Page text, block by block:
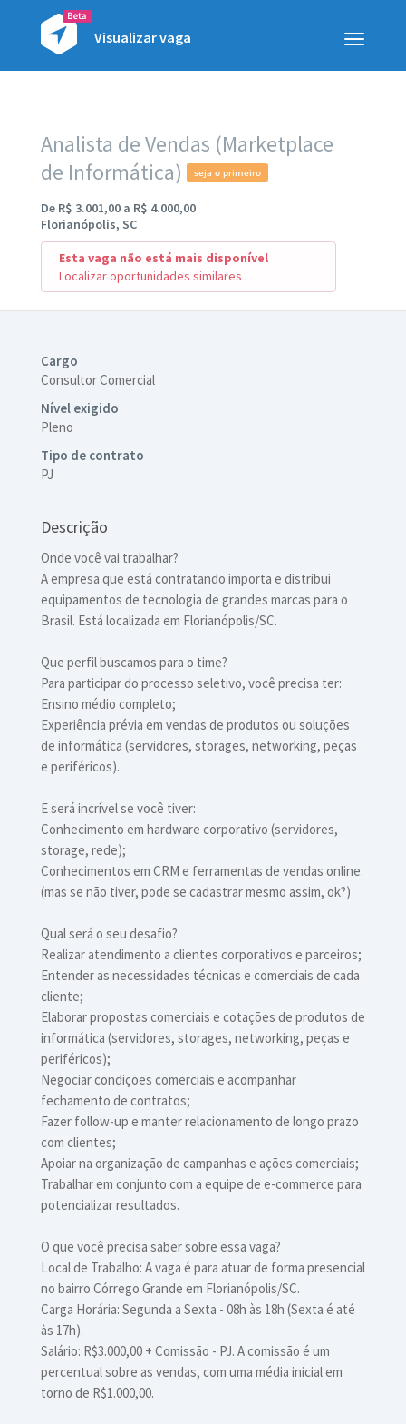
Toggle
Visualizar vaga
Analista de Vendas (Marketplace
de Informática)
seja o primeiro
De R$ 3.001,00 a R$ 4.000,00
Florianópolis, SC
Esta vaga não está mais disponível
Localizar oportunidades similares
Cargo
Consultor Comercial
Nível exigido
Pleno
Tipo de contrato
PJ
Descrição
Onde você vai trabalhar?
A empresa que está contratando importa e distribui
equipamentos de tecnologia de grandes marcas para o
Brasil. Está localizada em Florianópolis/SC.
Que perfil buscamos para o time?
Para participar do processo seletivo, você precisa ter:
Ensino médio completo;
Experiência prévia em vendas de produtos ou soluções
de informática (servidores, storages, networking, peças
e periféricos).
E será incrível se você tiver:
Conhecimento em hardware corporativo (servidores,
storage, rede);
Conhecimentos em CRM e ferramentas de vendas online.
(mas se não tiver, pode se cadastrar mesmo assim, ok?)
Qual será o seu desafio?
Realizar atendimento a clientes corporativos e parceiros;
Entender as necessidades técnicas e comerciais de cada
cliente;
Elaborar propostas comerciais e cotações de produtos de
informática (servidores, storages, networking, peças e
periféricos);
Negociar condições comerciais e acompanhar
fechamento de contratos;
Fazer follow-up e manter relacionamento de longo prazo
com clientes;
Apoiar na organização de campanhas e ações comerciais;
Trabalhar em conjunto com a equipe de e-commerce para
potencializar resultados.
O que você precisa saber sobre essa vaga?
Local de Trabalho: A vaga é para atuar de forma presencial
no bairro Córrego Grande em Florianópolis/SC.
Carga Horária: Segunda a Sexta - 08h às 18h (Sexta é até
às 17h).
Salário: R$3.000,00 + Comissão - PJ. A comissão é um
percentual sobre as vendas, com uma média inicial em
torno de R$1.000,00.